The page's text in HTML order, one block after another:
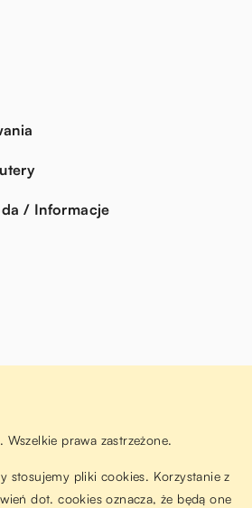
/ Informacje
prawa zastrzeżone.
stosujemy pliki cookies. Korzystanie z
dot. cookies oznacza, że będą one